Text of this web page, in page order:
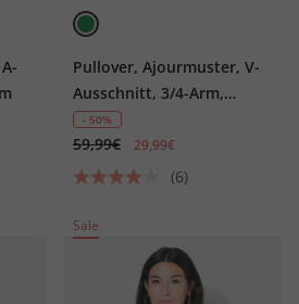
Pullover, Ajourmuster, V-
Ausschnitt, 3/4-Arm,
Biobaumwolle
- 50%
59,99€ 29,99€
(6)
Sale